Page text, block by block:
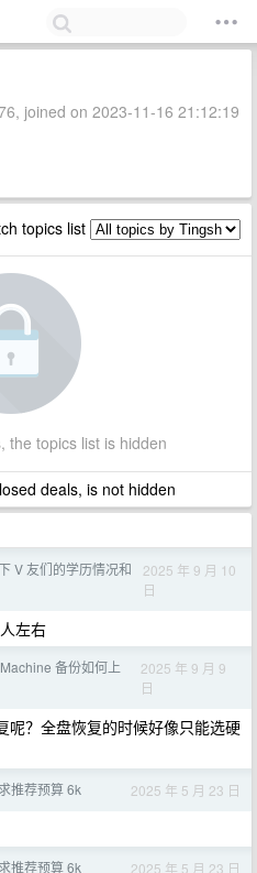
joined on 2023-11-16 21:12:19
topics list
the topics list is hidden
deals, is not hidden
V 友们的学历情况和
2025 年 9 月 10
日
左右
备份如何上
2025 年 9 月 9
日
呢？全盘恢复的时候好像只能选硬
推荐预算 6k 2025 年 5 月 23 日
推荐预算 6k 2025 年 5 月 23 日